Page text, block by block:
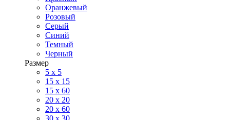
Оранжевый
Розовый
Серый
Синий
Темный
Черный
Размер
5 x 5
15 x 15
15 x 60
20 х 20
20 x 60
30 х 30